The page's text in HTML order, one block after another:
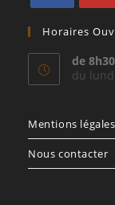
dans
un
nouvel
dans
un
nouvel
Horaires
de
du
Mentions légales
Nous contacter